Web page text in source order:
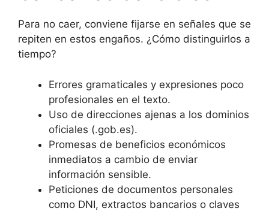
Para no caer, conviene fijarse en señales que se
repiten en estos engaños. ¿Cómo distinguirlos a
tiempo?
Errores gramaticales y expresiones poco
profesionales en el texto.
Uso de direcciones ajenas a los dominios
oficiales (.gob.es).
Promesas de beneficios económicos
inmediatos a cambio de enviar
información sensible.
Peticiones de documentos personales
como DNI, extractos bancarios o claves